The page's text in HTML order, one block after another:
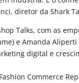
diretor da Shark
Talks, com as
e Amanda
digital e
Commerce